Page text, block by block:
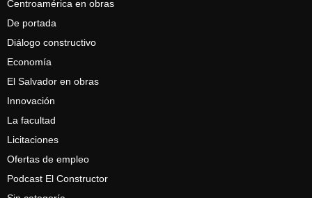
Centroamérica en obras
De portada
Diálogo constructivo
Economía
El Salvador en obras
Innovación
La facultad
Licitaciones
Ofertas de empleo
Podcast El Constructor